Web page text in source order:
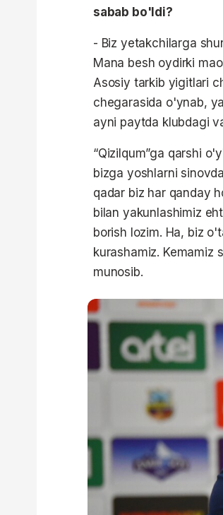
sabab bo'ldi?
- Biz yetakchilarga
Mana besh oydirki
Asosiy tarkib yigitlari
chegarasida o'ynab,
ayni paytda klubdagi
“Qizilqum”ga qarshi
bizga yoshlarni
qadar biz har qanday
bilan yakunlashimiz
borish lozim. Ha, biz
kurashamiz. Kemamiz
munosib.